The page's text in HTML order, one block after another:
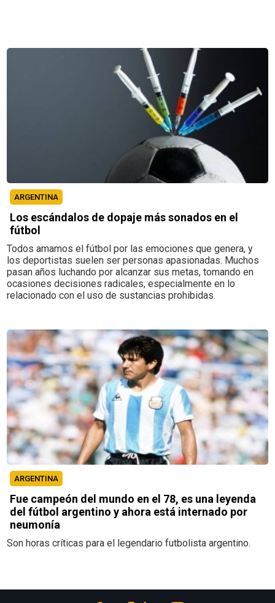
ARGENTINA
Los escándalos de dopaje más sonados en el
fútbol
Todos amamos el fútbol por las emociones que genera, y
los deportistas suelen ser personas apasionadas. Muchos
pasan años luchando por alcanzar sus metas, tomando en
ocasiones decisiones radicales, especialmente en lo
relacionado con el uso de sustancias prohibidas.
ARGENTINA
Fue campeón del mundo en el 78, es una leyenda
del fútbol argentino y ahora está internado por
neumonía
Son horas críticas para el legendario futbolista argentino.